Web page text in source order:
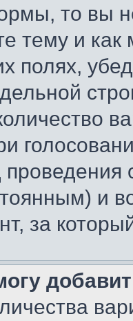
то вы
тему и
полях,
и
за